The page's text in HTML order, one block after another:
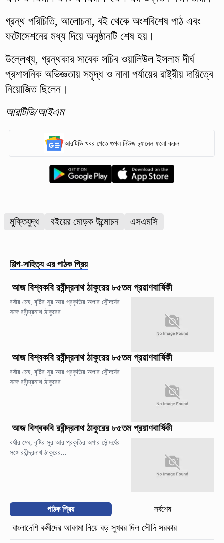
গ্রন্থ পরিচিতি, আলোচনা, বই থেকে অংশবিশেষ পাঠ এবং
ফটোসেশনের মধ্য দিয়ে অনুষ্ঠানটি শেষ হয়।
উল্লেখ্য, গ্রন্থকার সাবেক সচিব ওয়ালিউল ইসলাম দীর্ঘ
প্রশাসনিক অভিজ্ঞতায় সমৃদ্ধ ও নানা পর্যায়ের রাষ্ট্রীয় দায়িত্বে
নিয়োজিত ছিলেন।
আরটিভি/আইএম
আরটিভি খবর পেতে গুগল নিউজ চ্যানেল ফলো করুন
মুক্তিযুদ্ধ বইয়ের মোড়ক উন্মোচন এসএমসি
শিল্প-সাহিত্য এর পাঠক প্রিয়
আজ বিশ্বকবি রবীন্দ্রনাথ ঠাকুরের ৮৫তম প্রয়াণবার্ষিকী
বর্ষার মেঘ, বৃষ্টির সুর আর প্রকৃতির অপার সৌন্দর্যের
সঙ্গে রবীন্দ্রনাথ ঠাকুরের...
আজ বিশ্বকবি রবীন্দ্রনাথ ঠাকুরের ৮৫তম প্রয়াণবার্ষিকী
বর্ষার মেঘ, বৃষ্টির সুর আর প্রকৃতির অপার সৌন্দর্যের
সঙ্গে রবীন্দ্রনাথ ঠাকুরের...
আজ বিশ্বকবি রবীন্দ্রনাথ ঠাকুরের ৮৫তম প্রয়াণবার্ষিকী
বর্ষার মেঘ, বৃষ্টির সুর আর প্রকৃতির অপার সৌন্দর্যের
সঙ্গে রবীন্দ্রনাথ ঠাকুরের...
পাঠক প্রিয় সর্বশেষ
বাংলাদেশি কর্মীদের আকামা নিয়ে বড় সুখবর দিল সৌদি সরকার